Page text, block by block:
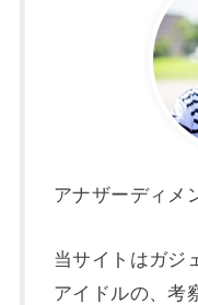
アナザーディメ
当サイトはガジ
アイドルの、考